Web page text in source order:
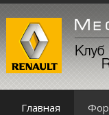
Главная